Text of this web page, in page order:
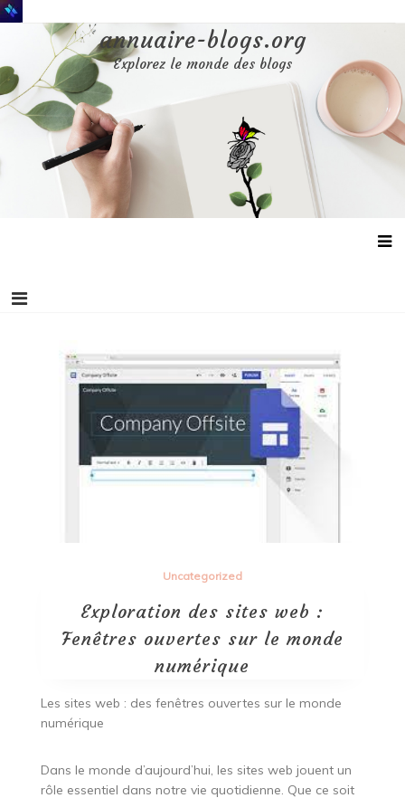
Aller
au
annuaire-blogs.org
Explorez le monde des blogs
Uncategorized
Exploration des sites web :
Fenêtres ouvertes sur le monde
numérique
Les sites web : des fenêtres ouvertes sur le monde
numérique
Dans le monde d’aujourd’hui, les sites web jouent un
rôle essentiel dans notre vie quotidienne. Que ce soit